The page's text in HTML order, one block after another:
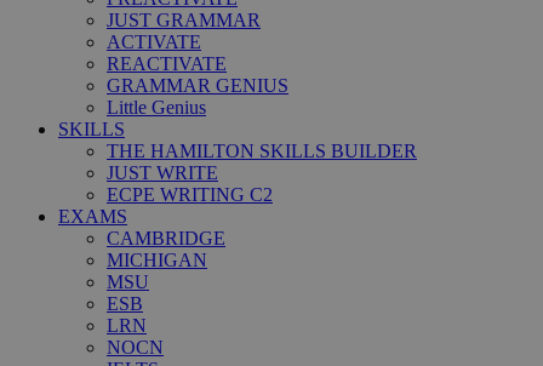
JUST GRAMMAR
ACTIVATE
REACTIVATE
GRAMMAR GENIUS
Little Genius
SKILLS
THE HAMILTON SKILLS BUILDER
JUST WRITE
ECPE WRITING C2
EXAMS
CAMBRIDGE
MICHIGAN
MSU
ESB
LRN
NOCN